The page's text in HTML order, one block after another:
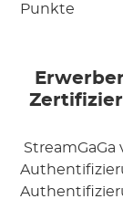
Punkte